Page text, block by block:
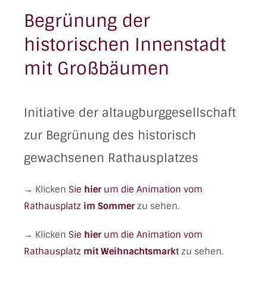
Begrünung der
historischen Innenstadt
mit Großbäumen
Initiative der altaugburggesellschaft
zur Begrünung des historisch
gewachsenen Rathausplatzes
→ Klicken Sie hier um die Animation vom
Rathausplatz im Sommer zu sehen.
→ Klicken Sie hier um die Animation vom
Rathausplatz mit Weihnachtsmarktzu sehen.